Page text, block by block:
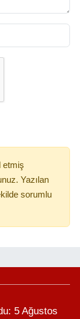
etmiş
Yazılan
sorumlu
5 Ağustos